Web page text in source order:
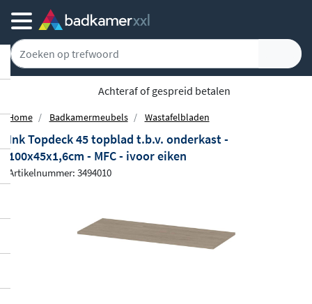
5779 klanten geven ons een 9.1
Home Badkamermeubels Wastafelbladen
Ink Topdeck 45 topblad t.b.v. onderkast -
100x45x1,6cm - MFC - ivoor eiken
Artikelnummer: 3494010